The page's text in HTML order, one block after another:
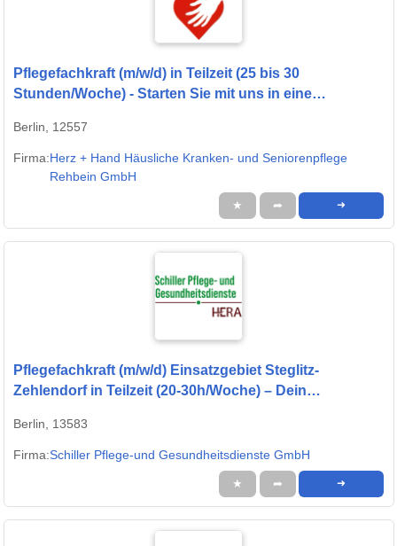
Pflegefachkraft (m/w/d) in Teilzeit (25 bis 30
Stunden/Woche) - Starten Sie mit uns in eine
Berlin, 12557
Firma:Herz + Hand Häusliche Kranken- und Seniorenpflege
Rehbein GmbH
★ ➦ ➜
Pflegefachkraft (m/w/d) Einsatzgebiet Steglitz-
Zehlendorf in Teilzeit (20-30h/Woche) – Dein
Berlin, 13583
Firma:Schiller Pflege-und Gesundheitsdienste GmbH
★ ➦ ➜